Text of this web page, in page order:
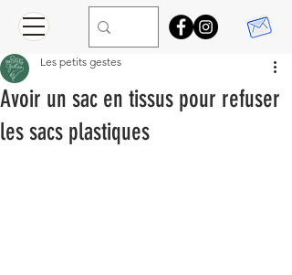
Avoir un sac en tissus pour refuser
les sacs plastiques
Les petits gestes